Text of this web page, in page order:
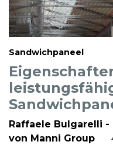
Sandwichpaneel
Raffaele Bulgarelli
von Manni Group